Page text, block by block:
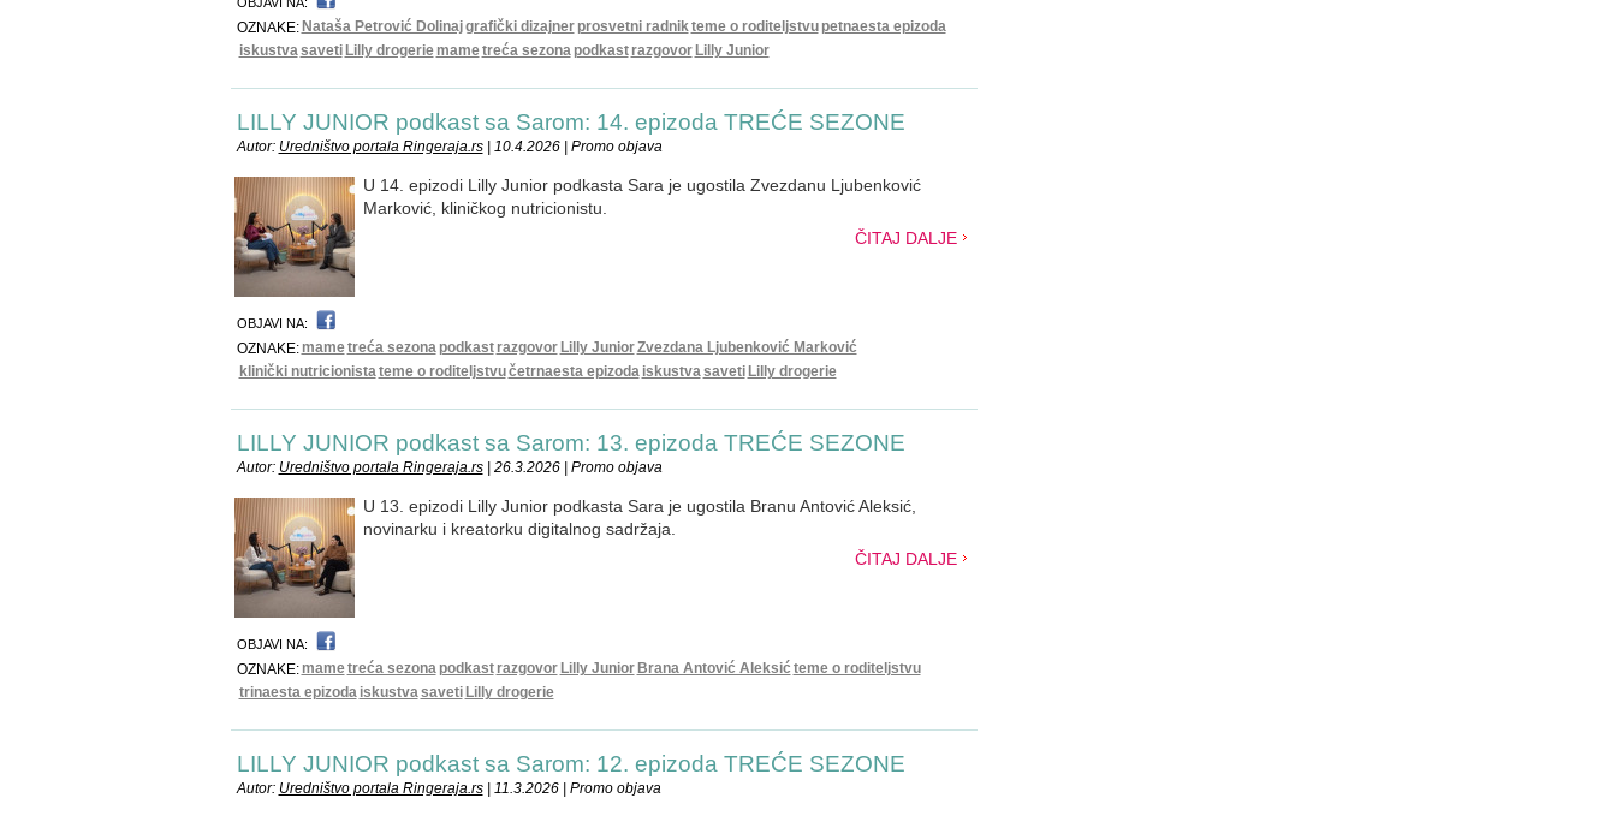
OZNAKE: Nataša Petrović Dolinajgrafički dizajner prosvetni radnikteme o roditeljstvu petnaesta epizoda
iskustvasaveti Lilly drogerie mametreća sezona podkast razgovor Lilly Junior
LILLY JUNIOR podkast sa Sarom: 14. epizoda TREĆE SEZONE
Autor: Uredništvo portala Ringeraja.rs| 10.4.2026 | Promo objava
U 14. epizodi Lilly Junior podkasta Sara je ugostila Zvezdanu Ljubenković
Marković, kliničkog nutricionistu.
ČITAJ DALJE
OBJAVI NA:
OZNAKE: mametreća sezona podkast razgovor Lilly JuniorZvezdana Ljubenković Marković
klinički nutricionistateme o roditeljstvučetrnaesta epizoda iskustvasaveti Lilly drogerie
LILLY JUNIOR podkast sa Sarom: 13. epizoda TREĆE SEZONE
Autor: Uredništvo portala Ringeraja.rs| 26.3.2026 | Promo objava
U 13. epizodi Lilly Junior podkasta Sara je ugostila Branu Antović Aleksić,
novinarku i kreatorku digitalnog sadržaja.
ČITAJ DALJE
OBJAVI NA:
OZNAKE: mametreća sezona podkast razgovor Lilly Junior Brana Antović Aleksić teme o roditeljstvu
trinaesta epizoda iskustvasaveti Lilly drogerie
LILLY JUNIOR podkast sa Sarom: 12. epizoda TREĆE SEZONE
Autor: Uredništvo portala Ringeraja.rs| 11.3.2026 | Promo objava